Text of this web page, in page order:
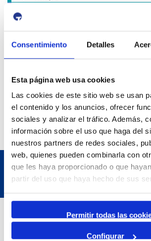
Consentimiento Detalles
Esta página web usa cookies
Las cookies de este sitio web se usan
el contenido y los anuncios, ofrecer
sociales y analizar el tráfico. Además,
información sobre el uso que haga del
nuestros partners de redes sociales,
web, quienes pueden combinarla con
que les haya proporcionado o que
partir del uso que haya hecho de sus
Permitir todas las
Configurar
25 June 2026
Refugi 1
7 July 2026
7 October 2026
Inscripcions a PortAutors/es 2026
Contact